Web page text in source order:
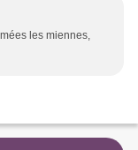
les miennes,